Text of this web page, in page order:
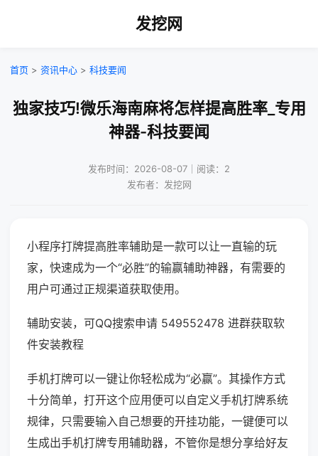
发挖网
首页 > 资讯中心 > 科技要闻
独家技巧!微乐海南麻将怎样提高胜率_专用
神器-科技要闻
发布时间：2026-08-07｜阅读：2
发布者：发挖网
小程序打牌提高胜率辅助是一款可以让一直输的玩
家，快速成为一个“必胜”的输赢辅助神器，有需要的
用户可通过正规渠道获取使用。
辅助安装，可QQ搜索申请 549552478 进群获取软
件安装教程
手机打牌可以一键让你轻松成为“必赢”。其操作方式
十分简单，打开这个应用便可以自定义手机打牌系统
规律，只需要输入自己想要的开挂功能，一键便可以
生成出手机打牌专用辅助器，不管你是想分享给好友